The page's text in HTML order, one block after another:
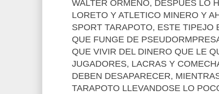
WALTER ORMEÑO, DESPUES LO
LORETO Y ATLETICO MINERO Y
SPORT TARAPOTO, ESTE TIPEJO
QUE FUNGE DE
QUE VIVIR DEL DINERO QUE LE
JUGADORES, LACRAS Y
DEBEN DESAPARECER,
TARAPOTO LLEVANDOSE LO